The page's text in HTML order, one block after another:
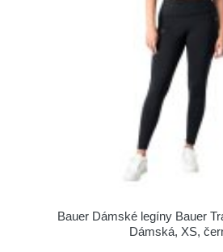
Bauer Dámské legíny Bauer
Dámská, XS,